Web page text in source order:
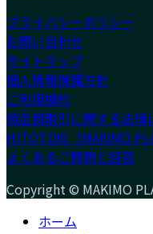
プライバシーポリシー
お問い合わせ
サイトマップ
個人情報保護方針
ご利用規約
特定商取引に関する法律
HITOTOKI（MAKIMO
よくあるご質問と回答
Copyright © MAKIMO
ホーム